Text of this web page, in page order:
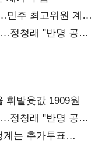
민주 최고위원 계파
정청래 "반명 공세
휘발윳값 1909원
정청래 "반명 공세
는 추가투표